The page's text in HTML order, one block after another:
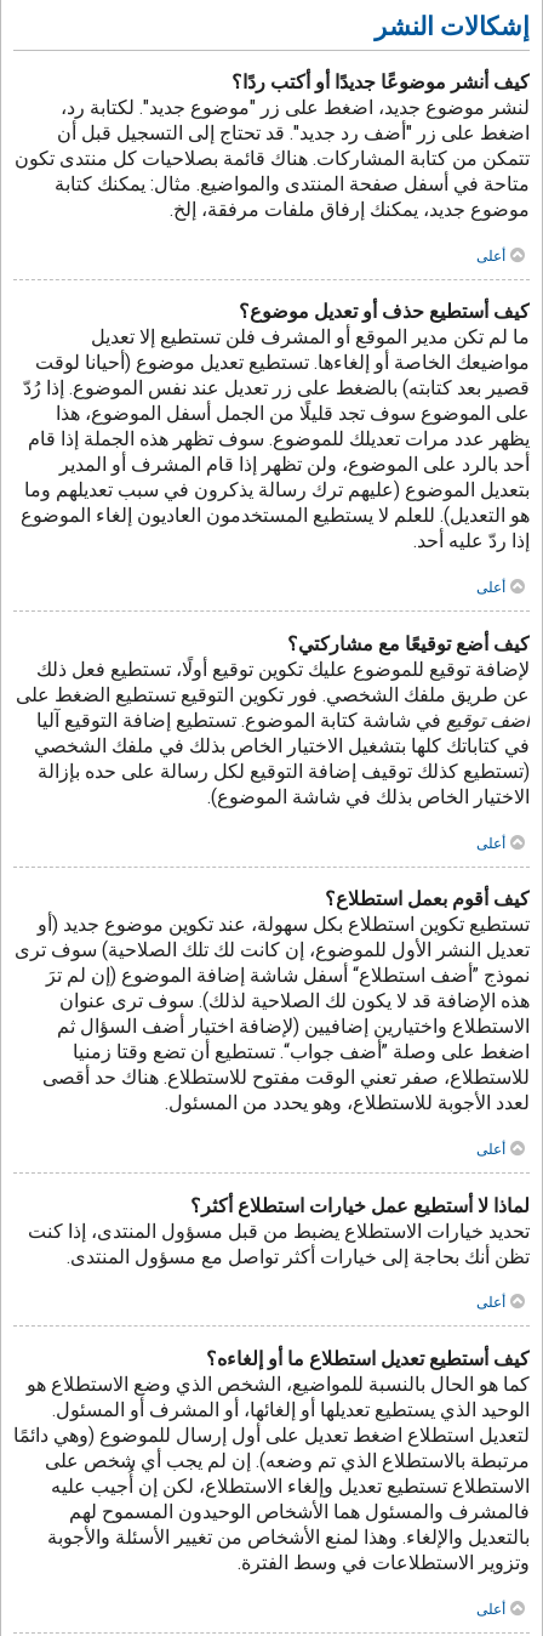
إشكالات النشر
كيف أنشر موضوعًا جديدًا أو أكتب ردًا؟
لنشر موضوع جديد، اضغط على زر "موضوع جديد". لكتابة رد،
اضغط على زر "أضف رد جديد". قد تحتاج إلى التسجيل قبل أن
تتمكن من كتابة المشاركات. هناك قائمة بصلاحيات كل منتدى تكون
متاحة في أسفل صفحة المنتدى والمواضيع. مثال: يمكنك كتابة
موضوع جديد، يمكنك إرفاق ملفات مرفقة، إلخ.
أعلى
كيف أستطيع حذف أو تعديل موضوع؟
ما لم تكن مدير الموقع أو المشرف فلن تستطيع إلا تعديل
مواضيعك الخاصة أو إلغاءها. تستطيع تعديل موضوع (أحيانا لوقت
قصير بعد كتابته) بالضغط على زر تعديل عند نفس الموضوع. إذا رُدّ
على الموضوع سوف تجد قليلًا من الجمل أسفل الموضوع، هذا
يظهر عدد مرات تعديلك للموضوع. سوف تظهر هذه الجملة إذا قام
أحد بالرد على الموضوع، ولن تظهر إذا قام المشرف أو المدير
بتعديل الموضوع (عليهم ترك رسالة يذكرون في سبب تعديلهم وما
هو التعديل). للعلم لا يستطيع المستخدمون العاديون إلغاء الموضوع
إذا ردّ عليه أحد.
أعلى
كيف أضع توقيعًا مع مشاركتي؟
لإضافة توقيع للموضوع عليك تكوين توقيع أولًا، تستطيع فعل ذلك
عن طريق ملفك الشخصي. فور تكوين التوقيع تستطيع الضغط على
أضف توقيع في شاشة كتابة الموضوع. تستطيع إضافة التوقيع آليا
في كتاباتك كلها بتشغيل الاختيار الخاص بذلك في ملفك الشخصي
(تستطيع كذلك توقيف إضافة التوقيع لكل رسالة على حده بإزالة
الاختيار الخاص بذلك في شاشة الموضوع).
أعلى
كيف أقوم بعمل استطلاع؟
تستطيع تكوين استطلاع بكل سهولة، عند تكوين موضوع جديد (أو
تعديل النشر الأول للموضوع، إن كانت لك تلك الصلاحية) سوف ترى
نموذج ”أضف استطلاع“ أسفل شاشة إضافة الموضوع (إن لم ترَ
هذه الإضافة قد لا يكون لك الصلاحية لذلك). سوف ترى عنوان
الاستطلاع واختيارين إضافيين (لإضافة اختيار أضف السؤال ثم
اضغط على وصلة ”أضف جواب“. تستطيع أن تضع وقتا زمنيا
للاستطلاع، صفر تعني الوقت مفتوح للاستطلاع. هناك حد أقصى
لعدد الأجوبة للاستطلاع، وهو يحدد من المسئول.
أعلى
لماذا لا أستطيع عمل خيارات استطلاع أكثر؟
تحديد خيارات الاستطلاع يضبط من قبل مسؤول المنتدى، إذا كنت
تظن أنك بحاجة إلى خيارات أكثر تواصل مع مسؤول المنتدى.
أعلى
كيف أستطيع تعديل استطلاع ما أو إلغاءه؟
كما هو الحال بالنسبة للمواضيع، الشخص الذي وضع الاستطلاع هو
الوحيد الذي يستطيع تعديلها أو إلغائها، أو المشرف أو المسئول.
لتعديل استطلاع اضغط تعديل على أول إرسال للموضوع (وهي دائمًا
مرتبطة بالاستطلاع الذي تم وضعه). إن لم يجب أي شخص على
الاستطلاع تستطيع تعديل وإلغاء الاستطلاع، لكن إن أُجيب عليه
فالمشرف والمسئول هما الأشخاص الوحيدون المسموح لهم
بالتعديل والإلغاء. وهذا لمنع الأشخاص من تغيير الأسئلة والأجوبة
وتزوير الاستطلاعات في وسط الفترة.
أعلى